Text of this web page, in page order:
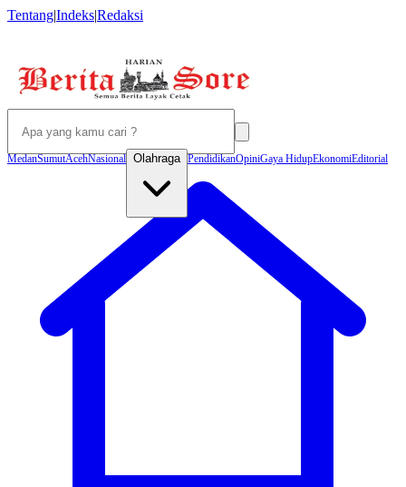
Tentang|Indeks|Redaksi
MedanSumutAcehNasional Olahraga PendidikanOpiniGaya HidupEkonomiEditorial